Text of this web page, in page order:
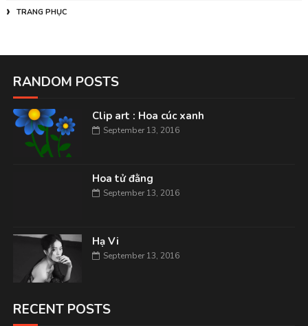
TRANG PHỤC
RANDOM POSTS
Clip art : Hoa cúc xanh
September 13, 2016
Hoa tử đằng
September 13, 2016
Hạ Vi
September 13, 2016
RECENT POSTS